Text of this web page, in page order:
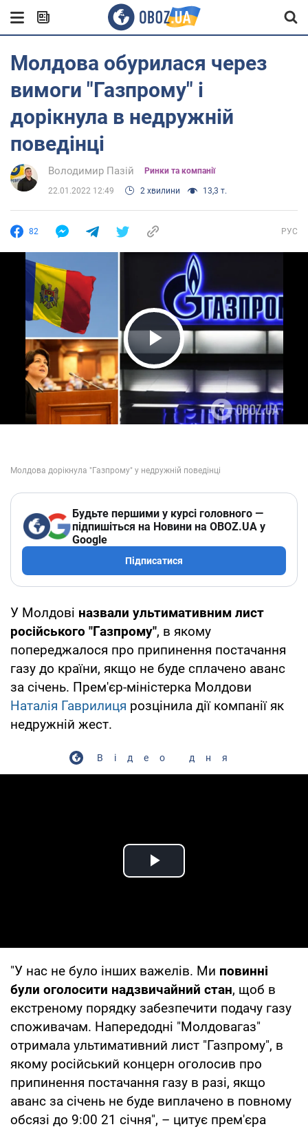
Молдова обурилася через
вимоги "Газпрому" і
дорікнула в недружній
поведінці
Володимир Пазій Ринки та компанії
22.01.2022 12:49 2 хвилини 13,3 т.
82 РУС
Play Video
Будьте першими у курсі головного —
підпишіться на Новини на OBOZ.UA у
Google
Підписатися
У Молдові назвали ультимативним лист
російського "Газпрому", в якому
попереджалося про припинення постачання
газу до країни, якщо не буде сплачено аванс
за січень. Прем'єр-міністерка Молдови
Наталія Гаврилиця розцінила дії компанії як
недружній жест.
Відео дня
Play Video
"У нас не було інших важелів. Ми повинні
були оголосити надзвичайний стан, щоб в
екстреному порядку забезпечити подачу газу
споживачам. Напередодні "Молдовагаз"
отримала ультимативний лист "Газпрому", в
якому російський концерн оголосив про
припинення постачання газу в разі, якщо
аванс за січень не буде виплачено в повному
обсязі до 9:00 21 січня", – цитує прем'єра